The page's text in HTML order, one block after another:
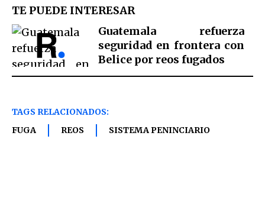
TE PUEDE INTERESAR
Guatemala refuerza
seguridad en frontera con
Belice por reos fugados
TAGS RELACIONADOS:
FUGA
REOS SISTEMA PENINCIARIO